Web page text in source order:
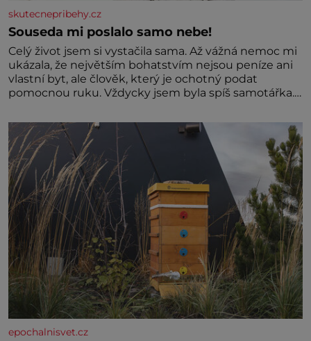
skutecnepribehy.cz
Souseda mi poslalo samo nebe!
Celý život jsem si vystačila sama. Až vážná nemoc mi
ukázala, že největším bohatstvím nejsou peníze ani
vlastní byt, ale člověk, který je ochotný podat
pomocnou ruku. Vždycky jsem byla spíš samotářka.
ani partnera. Stačily mi knihy, práce a hlavně klid.
Hned po studiích jsem odešla z rodného města,
epochalnisvet.cz